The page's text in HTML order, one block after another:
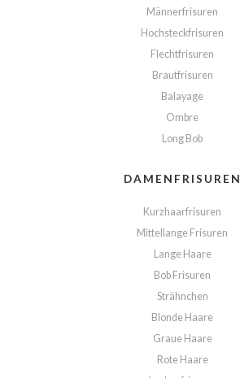
Männerfrisuren
Hochsteckfrisuren
Flechtfrisuren
Brautfrisuren
Balayage
Ombre
Long Bob
DAMENFRISUREN
Kurzhaarfrisuren
Mittellange Frisuren
Lange Haare
Bob Frisuren
Strähnchen
Blonde Haare
Graue Haare
Rote Haare